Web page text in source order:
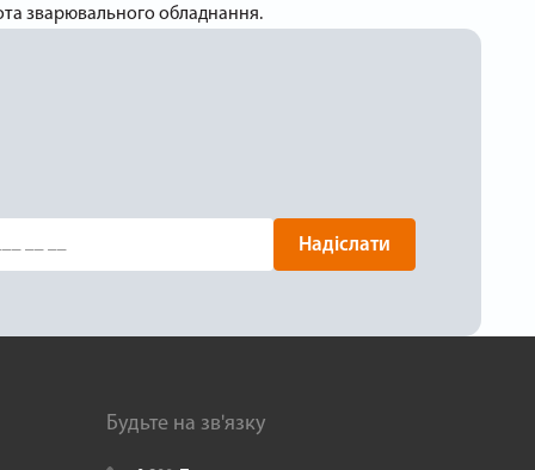
зварювального обладнання.
Надіслати
Будьте на зв'язку